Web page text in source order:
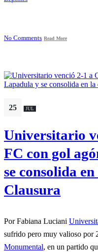
No Comments Read More
25 JUL
Universitario
FC con gol
se consolida
Clausura
Por Fabiana Luciani
sufrido pero muy valioso por
Monumental, en un partido